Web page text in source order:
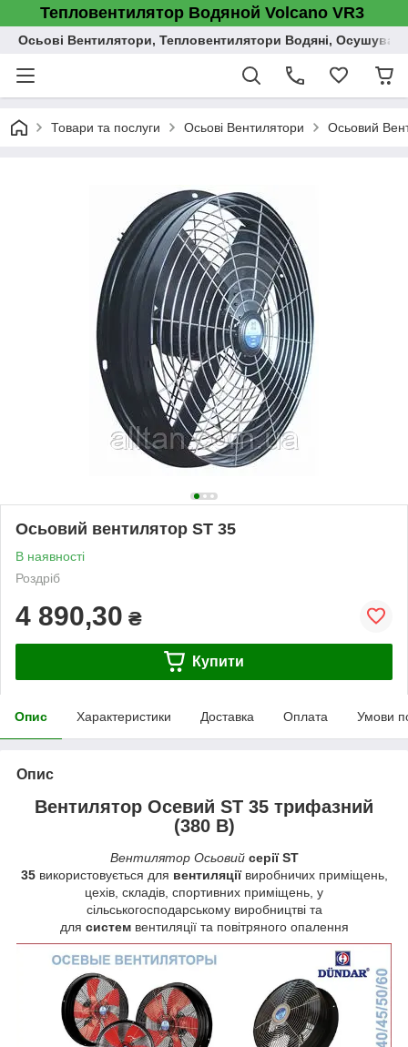
Тепловентилятор Водяной Volcano VR3
Осьові Вентилятори, Тепловентилятори Водяні, Осушувач
Товари та послуги Осьові Вентилятори Осьовий
Осьовий вентилятор ST 35
В наявності
Роздріб
4 890,30 ₴
Купити
Опис Характеристики Доставка Оплата Умови
Опис
Вентилятор Осевий ST 35 трифазний
(380 В)
Вентилятор Осьовий серії ST
35використовується для вентиляціївиробничих приміщень,
цехів, складів, спортивних приміщень, у
сільськогосподарському виробництві та
для системвентиляції та повітряного опалення